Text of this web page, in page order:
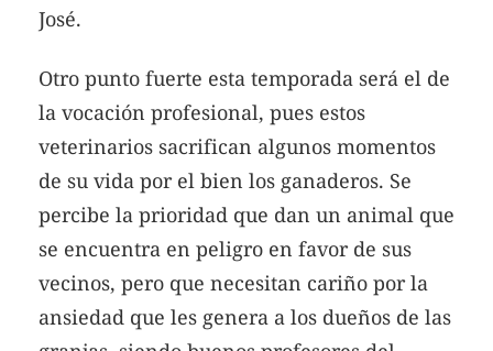
José.
Otro punto fuerte esta temporada será el de
la vocación profesional, pues estos
veterinarios sacrifican algunos momentos
de su vida por el bien los ganaderos. Se
percibe la prioridad que dan un animal que
se encuentra en peligro en favor de sus
vecinos, pero que necesitan cariño por la
ansiedad que les genera a los dueños de las